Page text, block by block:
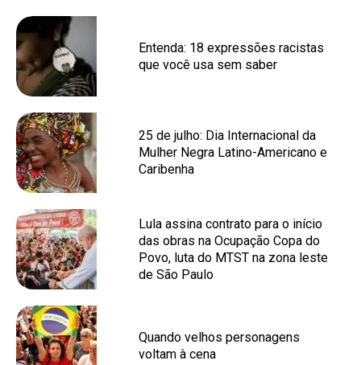
Entenda: 18 expressões racistas
que você usa sem saber
25 de julho: Dia Internacional da
Mulher Negra Latino-Americano e
Caribenha
Lula assina contrato para o início
das obras na Ocupação Copa do
Povo, luta do MTST na zona leste
de São Paulo
Quando velhos personagens
voltam à cena